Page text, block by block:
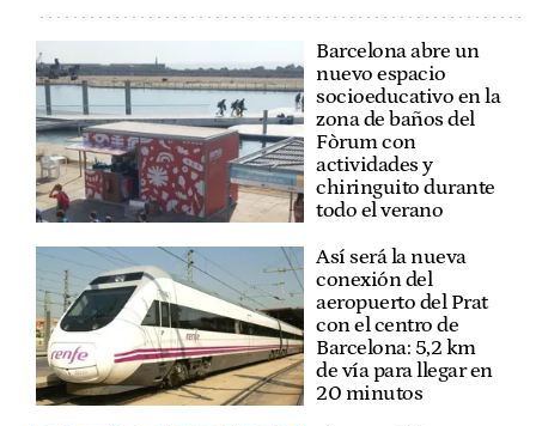
Barcelona abre un
nuevo espacio
socioeducativo en la
zona de baños del
Fòrum con
actividades y
chiringuito durante
todo el verano
Así será la nueva
conexión del
aeropuerto del Prat
con el centro de
Barcelona: 5,2 km
de vía para llegar en
20 minutos